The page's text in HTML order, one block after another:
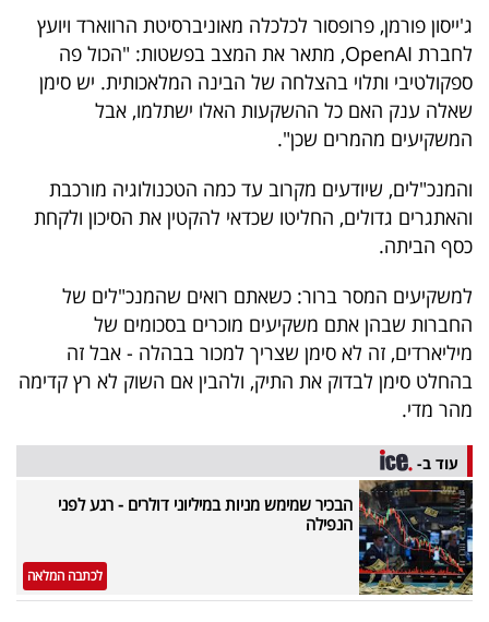
ג'ייסון פורמן, פרופסור לכלכלה מאוניברסיטת הרווארד ויועץ
לחברת OpenAI, מתאר את המצב בפשטות: "הכול פה
ספקולטיבי ותלוי בהצלחה של הבינה המלאכותית. יש סימן
שאלה ענק האם כל ההשקעות האלו ישתלמו, אבל
המשקיעים מהמרים שכן".
והמנכ"לים, שיודעים מקרוב עד כמה הטכנולוגיה מורכבת
והאתגרים גדולים, החליטו שכדאי להקטין את הסיכון ולקחת
כסף הביתה.
למשקיעים המסר ברור: כשאתם רואים שהמנכ"לים של
החברות שבהן אתם משקיעים מוכרים בסכומים של
מיליארדים, זה לא סימן שצריך למכור בבהלה - אבל זה
בהחלט סימן לבדוק את התיק, ולהבין אם השוק לא רץ קדימה
מהר מדי.
עוד ב-
הבכיר שמימש מניות במיליוני דולרים - רגע לפני
הנפילה
לכתבה המלאה